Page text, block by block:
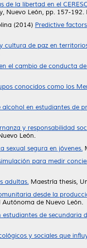
de la libertad en el
Nuevo León, pp. 157-
(2014) Predictive
de paz en
el cambio de conducta
conocidos como los
en estudiantes de
y responsabilidad
León.
sexual segura en jóvenes.
para medir
adultas. Maestría thesis,
desde la
de Nuevo León.
de secundaria
y sociales que